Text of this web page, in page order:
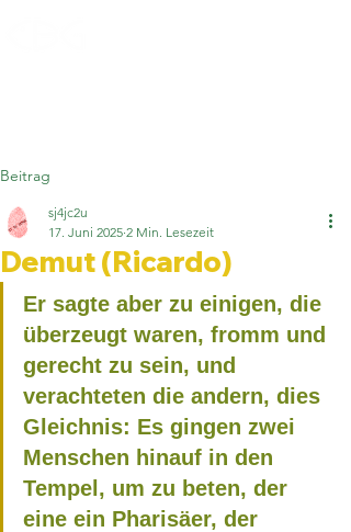
Beitrag
Demut (Ricardo)
sj4jc2u
17. Juni 2025 2 Min. Lesezeit
Er sagte aber zu einigen, die
überzeugt waren, fromm und
gerecht zu sein, und
verachteten die andern, dies
Gleichnis: Es gingen zwei
Menschen hinauf in den
Tempel, um zu beten, der
eine ein Pharisäer, der